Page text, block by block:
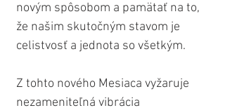
novým spôsobom a pamätať na to,
že našim skutočným stavom je
celistvosť a jednota so všetkým.
Z tohto nového Mesiaca vyžaruje
nezameniteľná vibrácia